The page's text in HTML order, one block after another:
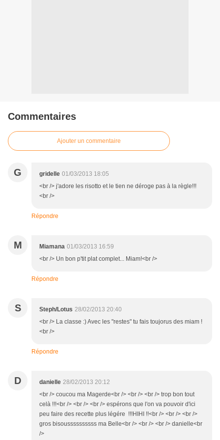
Commentaires
Ajouter un commentaire
G gridelle 01/03/2013 18:05
<br /> j'adore les risotto et le tien ne déroge pas à la règle!!!
<br />
Répondre
M Miamana 01/03/2013 16:59
<br /> Un bon p'tit plat complet... Miam!<br />
Répondre
S Steph/Lotus 28/02/2013 20:40
<br /> La classe :) Avec les "restes" tu fais toujorus des miam !
<br />
Répondre
D danielle 28/02/2013 20:12
<br /> coucou ma Magerde<br /> <br /> <br /> trop bon tout
celà !!!<br /> <br /> <br /> espérons que l'on va pouvoir d'ici
peu faire des recette plus légére !!!HIHI !!<br /> <br /> <br />
gros bisoussssssssss ma Belle<br /> <br /> <br /> danielle<br
/>